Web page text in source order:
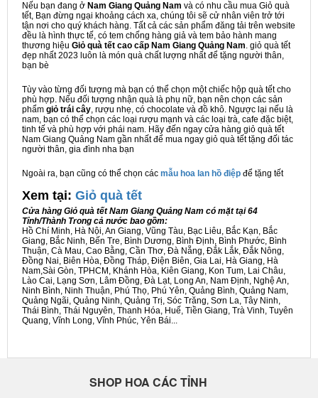
Nếu bạn đang ở Nam Giang Quảng Nam và có nhu cầu mua Giỏ quà
tết, Bạn đừng ngại khoảng cách xa, chúng tôi sẽ cử nhân viên trở tới
tận nơi cho quý khách hàng. Tất cả các sản phẩm đăng tải trên website
đều là hình thực tế, có tem chống hàng giả và tem bảo hành mang
thương hiệu Giỏ quà tết cao cấp Nam Giang Quảng Nam. giỏ quà tết
đẹp nhất 2023 luôn là món quà chất lượng nhất để tặng người thân,
bạn bè
Tùy vào từng đối tượng mà bạn có thể chọn một chiếc hộp quà tết cho
phù hợp. Nếu đối tượng nhận quà là phụ nữ, bạn nên chọn các sản
phẩm giỏ trái cây, rượu nhẹ, có chocolate và đồ khô. Ngược lại nếu là
nam, bạn có thể chọn các loại rượu mạnh và các loại trà, cafe đặc biệt,
tinh tế và phù hợp với phái nam. Hãy đến ngay cửa hàng giỏ quà tết
Nam Giang Quảng Nam gần nhất để mua ngay giỏ quà tết tặng đối tác
người thân, gia đình nha bạn
Ngoài ra, bạn cũng có thể chọn các mẫu hoa lan hồ điệp để tặng tết
Xem tại: Giỏ quà tết
Cửa hàng Giỏ quà tết Nam Giang Quảng Nam có mặt tại 64
Tỉnh/Thành Trong cả nước bao gồm:
Hồ Chí Minh, Hà Nội, An Giang, Vũng Tàu, Bạc Liêu, Bắc Kạn, Bắc
Giang, Bắc Ninh, Bến Tre, Bình Dương, Bình Định, Bình Phước, Bình
Thuận, Cà Mau, Cao Bằng, Cần Thơ, Đà Nẵng, Đắk Lắk, Đắk Nông,
Đồng Nai, Biên Hòa, Đồng Tháp, Điện Biên, Gia Lai, Hà Giang, Hà
Nam,Sài Gòn, TPHCM, Khánh Hòa, Kiên Giang, Kon Tum, Lai Châu,
Lào Cai, Lạng Sơn, Lâm Đồng, Đà Lạt, Long An, Nam Định, Nghệ An,
Ninh Bình, Ninh Thuận, Phú Thọ, Phú Yên, Quảng Bình, Quảng Nam,
Quảng Ngãi, Quảng Ninh, Quảng Trị, Sóc Trăng, Sơn La, Tây Ninh,
Thái Bình, Thái Nguyên, Thanh Hóa, Huế, Tiền Giang, Trà Vinh, Tuyên
Quang, Vĩnh Long, Vĩnh Phúc, Yên Bái...
SHOP HOA CÁC TỈNH